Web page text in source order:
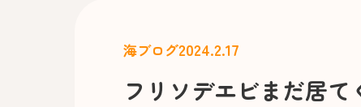
海ブログ2024.2.17
フリソデエビまだ居